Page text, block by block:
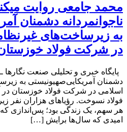
محمد جامعی روایت
ناجوانمردانه دشمنان
به زیرساخت‌های
در شرکت فولاد
پایگاه خبری و تحلیلی صنعت نگارها
دشمنان آمریکایی‌صهیونیستی به
اسلامی در شرکت فولاد خوزستان
فولاد نسوخت. رؤیاهای هزاران نفر
هر سهم، یک زندگی بود؛ پس‌اندازی
امیدی که سال‌ها برایش […]